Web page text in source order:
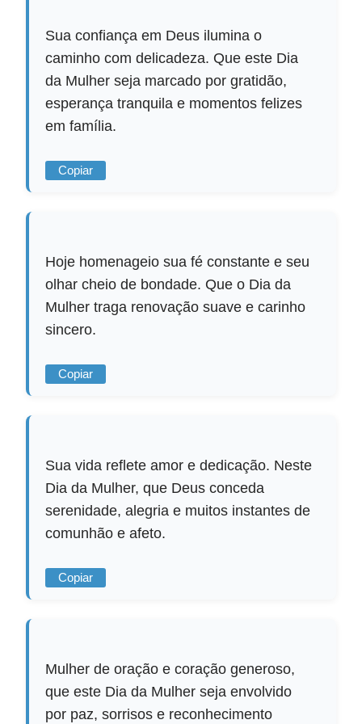
Sua confiança em Deus ilumina o
caminho com delicadeza. Que este Dia
da Mulher seja marcado por gratidão,
esperança tranquila e momentos felizes
em família.
Copiar
Hoje homenageio sua fé constante e seu
olhar cheio de bondade. Que o Dia da
Mulher traga renovação suave e carinho
sincero.
Copiar
Sua vida reflete amor e dedicação. Neste
Dia da Mulher, que Deus conceda
serenidade, alegria e muitos instantes de
comunhão e afeto.
Copiar
Mulher de oração e coração generoso,
que este Dia da Mulher seja envolvido
por paz, sorrisos e reconhecimento